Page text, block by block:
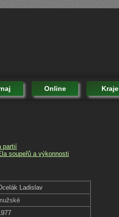
Online Kraje
partií
soupeřů a výkonnosti
Ladislav